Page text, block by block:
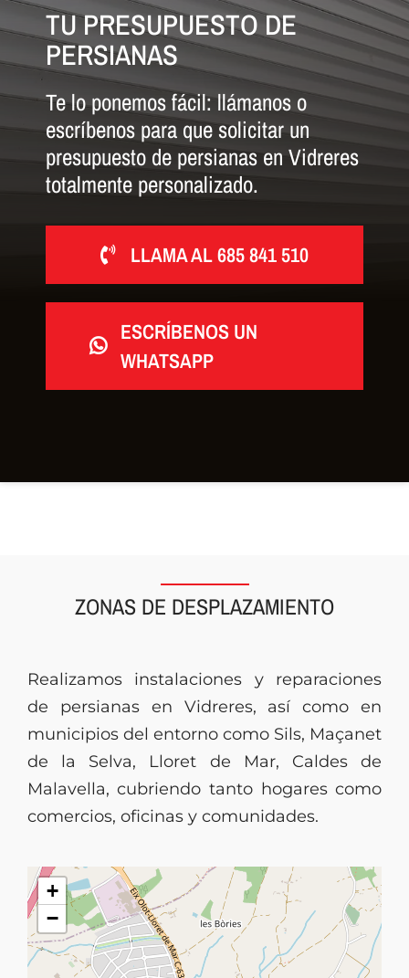
TU PRESUPUESTO DE
PERSIANAS
Te lo ponemos fácil: llámanos o
escríbenos para que solicitar un
presupuesto de persianas en Vidreres
totalmente personalizado.
LLAMA AL 685 841 510
ESCRÍBENOS UN
WHATSAPP
ZONAS DE DESPLAZAMIENTO
Realizamos instalaciones y reparaciones
de persianas en Vidreres, así como en
municipios del entorno como Sils, Maçanet
de la Selva, Lloret de Mar, Caldes de
Malavella, cubriendo tanto hogares como
comercios, oficinas y comunidades.
+
−